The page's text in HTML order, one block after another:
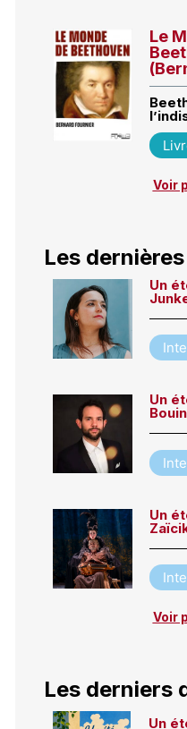
Le
Voir
Les
Un
Un
Bouin
Un
Voir
Les derniers
Un